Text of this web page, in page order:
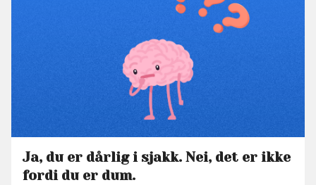
Ja, du er dårlig i sjakk. Nei, det er ikke
fordi du er dum.